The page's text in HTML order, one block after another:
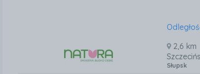
2,6 km
Słupsk